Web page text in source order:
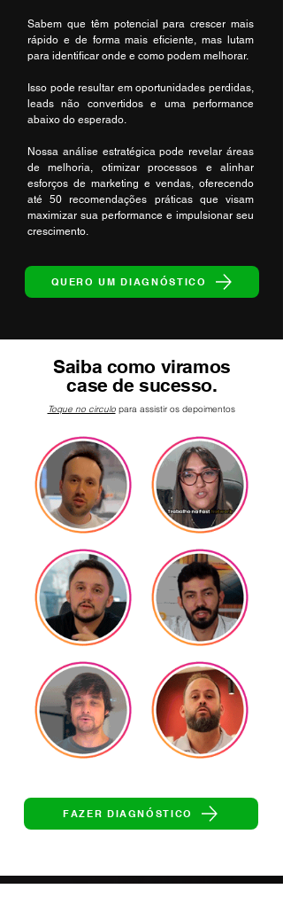
Sabem que têm potencial para crescer mais
rápido e de forma mais eficiente, mas lutam
para identificar onde e como podem melhorar.
Isso pode resultar em oportunidades perdidas,
leads não convertidos e uma performance
abaixo do esperado.
Nossa análise estratégica pode revelar áreas
de melhoria, otimizar processos e alinhar
esforços de marketing e vendas, oferecendo
até 50 recomendações práticas que visam
maximizar sua performance e impulsionar seu
crescimento.
QUERO UM DIAGNÓSTICO
Saiba como viramos
case de sucesso.
Toque no circulo para assistir os depoimentos
FAZER DIAGNÓSTICO